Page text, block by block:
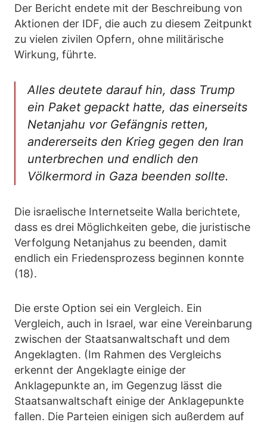
Der Bericht endete mit der Beschreibung von
Aktionen der IDF, die auch zu diesem Zeitpunkt
zu vielen zivilen Opfern, ohne militärische
Wirkung, führte.
Alles deutete darauf hin, dass Trump
ein Paket gepackt hatte, das einerseits
Netanjahu vor Gefängnis retten,
andererseits den Krieg gegen den Iran
unterbrechen und endlich den
Völkermord in Gaza beenden sollte.
Die israelische Internetseite Walla berichtete,
dass es drei Möglichkeiten gebe, die juristische
Verfolgung Netanjahus zu beenden, damit
endlich ein Friedensprozess beginnen konnte
(18).
Die erste Option sei ein Vergleich. Ein
Vergleich, auch in Israel, war eine Vereinbarung
zwischen der Staatsanwaltschaft und dem
Angeklagten. (Im Rahmen des Vergleichs
erkennt der Angeklagte einige der
Anklagepunkte an, im Gegenzug lässt die
Staatsanwaltschaft einige der Anklagepunkte
fallen. Die Parteien einigen sich außerdem auf